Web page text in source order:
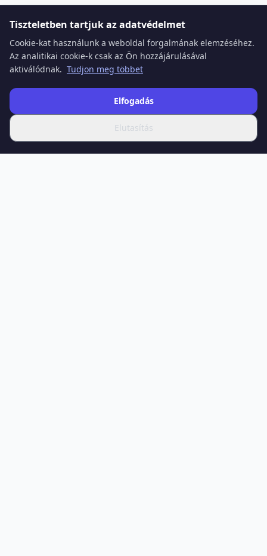
Tiszteletben tartjuk az adatvédelmet
Cookie-kat használunk a weboldal forgalmának elemzéséhez.
Az analitikai cookie-k csak az Ön hozzájárulásával
aktiválódnak. Tudjon meg többet
Elutasítás
Elfogadás